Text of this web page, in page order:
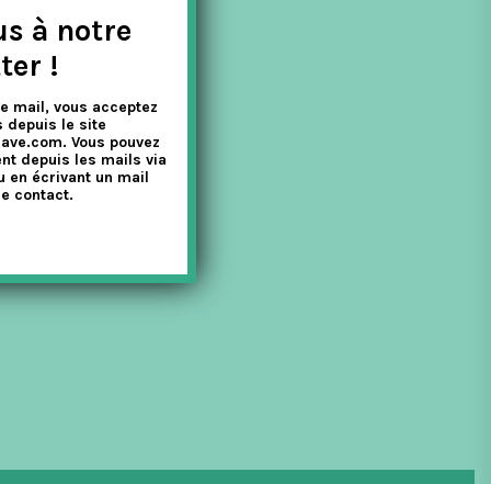
à notre
!
mail, vous acceptez
depuis le site
Vous pouvez
depuis les mails via
en écrivant un mail
contact.